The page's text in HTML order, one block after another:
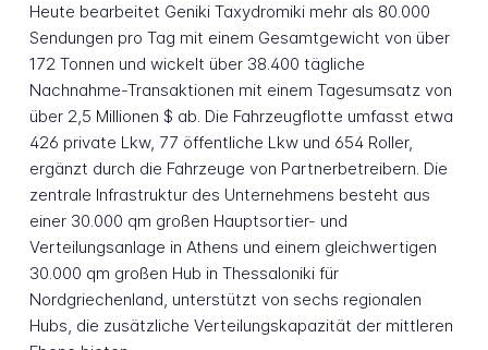
Heute bearbeitet Geniki Taxydromiki mehr als 80.000
Sendungen pro Tag mit einem Gesamtgewicht von über
172 Tonnen und wickelt über 38.400 tägliche
Nachnahme-Transaktionen mit einem Tagesumsatz von
über 2,5 Millionen $ ab. Die Fahrzeugflotte umfasst etwa
426 private Lkw, 77 öffentliche Lkw und 654 Roller,
ergänzt durch die Fahrzeuge von Partnerbetreibern. Die
zentrale Infrastruktur des Unternehmens besteht aus
einer 30.000 qm großen Hauptsortier- und
Verteilungsanlage in Athens und einem gleichwertigen
30.000 qm großen Hub in Thessaloniki für
Nordgriechenland, unterstützt von sechs regionalen
Hubs, die zusätzliche Verteilungskapazität der mittleren